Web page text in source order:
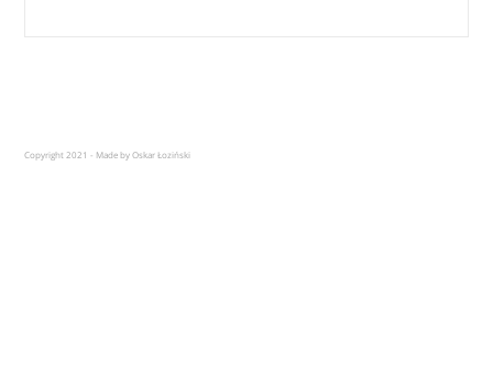
Copyright 2021 - Made by Oskar Łoziński